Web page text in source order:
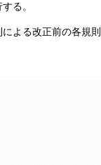
る。
よる改正前の各規